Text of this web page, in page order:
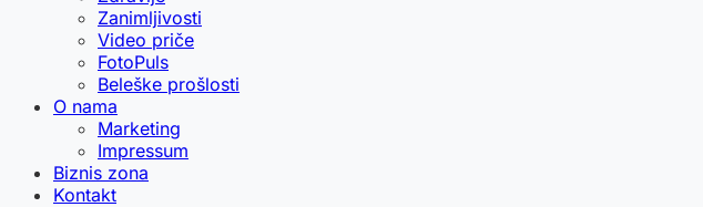
Zanimljivosti
Video priče
FotoPuls
Beleške prošlosti
O nama
Marketing
Impressum
Biznis zona
Kontakt